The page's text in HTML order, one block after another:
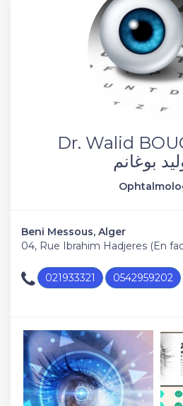
Dr. Walid
بوغانم
Beni Messous, Alger
04, Rue Ibrahim Hadjeres (En
021933321 0542959202